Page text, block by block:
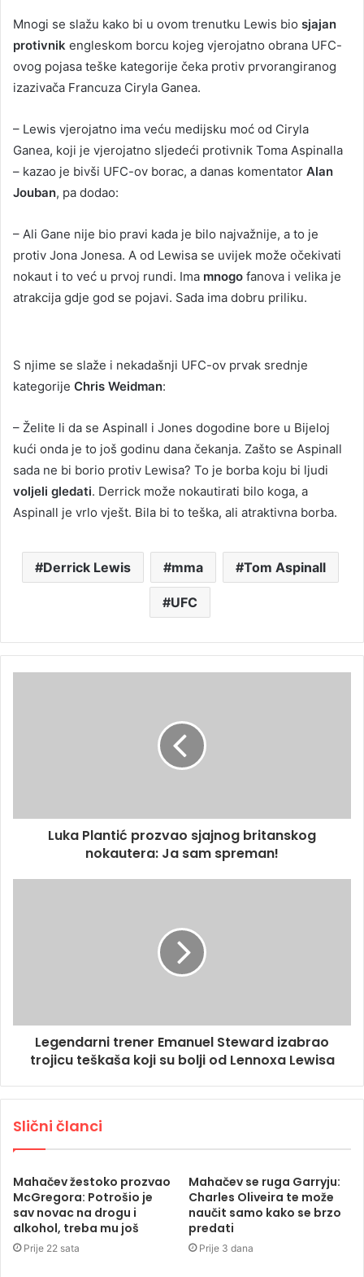
Mnogi se slažu kako bi u ovom trenutku Lewis bio sjajan
protivnik engleskom borcu kojeg vjerojatno obrana UFC-
ovog pojasa teške kategorije čeka protiv prvorangiranog
izazivača Francuza Ciryla Ganea.
– Lewis vjerojatno ima veću medijsku moć od Ciryla
Ganea, koji je vjerojatno sljedeći protivnik Toma Aspinalla
– kazao je bivši UFC-ov borac, a danas komentator Alan
Jouban, pa dodao:
– Ali Gane nije bio pravi kada je bilo najvažnije, a to je
protiv Jona Jonesa. A od Lewisa se uvijek može očekivati
nokaut i to već u prvoj rundi. Ima mnogo fanova i velika je
atrakcija gdje god se pojavi. Sada ima dobru priliku.
S njime se slaže i nekadašnji UFC-ov prvak srednje
kategorije Chris Weidman:
– Želite li da se Aspinall i Jones dogodine bore u Bijeloj
kući onda je to još godinu dana čekanja. Zašto se Aspinall
sada ne bi borio protiv Lewisa? To je borba koju bi ljudi
voljeli gledati. Derrick može nokautirati bilo koga, a
Aspinall je vrlo vješt. Bila bi to teška, ali atraktivna borba.
Derrick Lewis mma Tom Aspinall
UFC
Luka Plantić prozvao sjajnog britanskog
nokautera: Ja sam spreman!
Legendarni trener Emanuel Steward izabrao
trojicu teškaša koji su bolji od Lennoxa Lewisa
Slični članci
Mahačev žestoko prozvao
McGregora: Potrošio je
sav novac na drogu i
alkohol, treba mu još
Prije 22 sata
Mahačev se ruga Garryju:
Charles Oliveira te može
naučit samo kako se brzo
predati
Prije 3 dana